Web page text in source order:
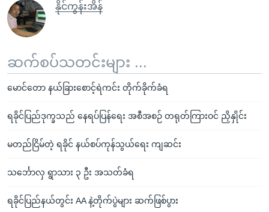
နိုင်ကွန်းအိန်
ဆက်စပ်သတင်းများ ...
မောင်တော နယ်ခြားစောင့်ရဲကင်း တိုက်ခိုက်ခံရ
ရခိုင်ပြည်ဒုက္ခသည် နေရပ်ပြန်ရေး အစီအစဉ် တရုတ်ကြားဝင် ညှိနှိုင်း
မတည်ငြိမ်တဲ့ ရခိုင် နယ်စပ်ကုန်သွယ်ရေး ကျဆင်း
သင်္ဘောလှ ရွာသား ၃ ဦး အသတ်ခံရ
ရခိုင်ပြည်နယ်တွင်း AA နဲ့တိုက်ပွဲများ ဆက်ဖြစ်ပွား